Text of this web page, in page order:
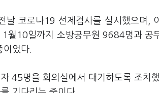
날 코로나19 선제검사를 실시했으며,
월10일까지 소방공무원 9684명과 공
었다.
45명을 회의실에서 대기하도록 조치